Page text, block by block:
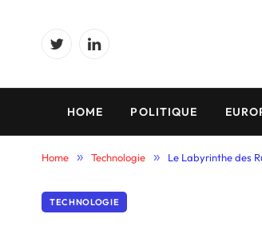
TwitterLinkedIn
HOME POLITIQUE
Home » Technologie » Le Labyrinthe des
TECHNOLOGIE